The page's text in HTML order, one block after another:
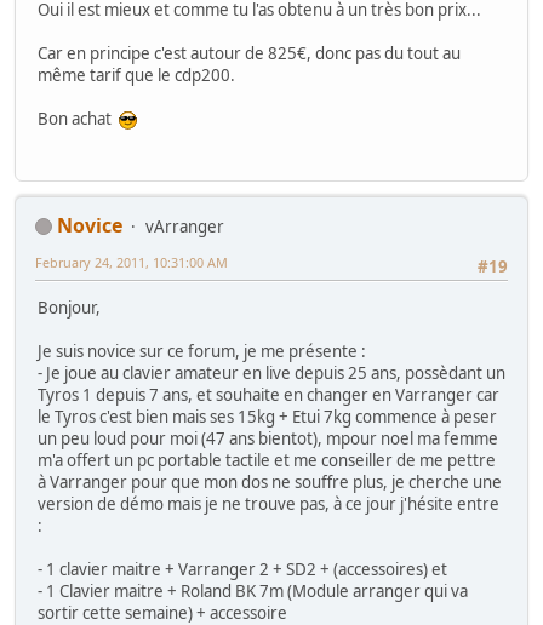
Oui il est mieux et comme tu l'as obtenu à un très bon prix...
Car en principe c'est autour de 825€, donc pas du tout au
même tarif que le cdp200.
Bon achat
Novice
vArranger
#19
February 24, 2011, 10:31:00 AM
Bonjour,
Je suis novice sur ce forum, je me présente :
- Je joue au clavier amateur en live depuis 25 ans, possèdant un
Tyros 1 depuis 7 ans, et souhaite en changer en Varranger car
le Tyros c'est bien mais ses 15kg + Etui 7kg commence à peser
un peu loud pour moi (47 ans bientot), mpour noel ma femme
m'a offert un pc portable tactile et me conseiller de me pettre
à Varranger pour que mon dos ne souffre plus, je cherche une
version de démo mais je ne trouve pas, à ce jour j'hésite entre
:
- 1 clavier maitre + Varranger 2 + SD2 + (accessoires) et
- 1 Clavier maitre + Roland BK 7m (Module arranger qui va
sortir cette semaine) + accessoire